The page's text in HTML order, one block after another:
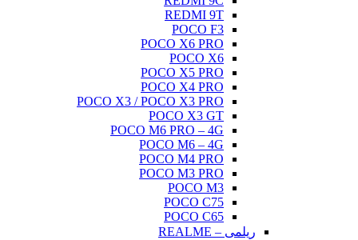
REDMI 9T
POCO F3
POCO X6 PRO
POCO X6
POCO X5 PRO
POCO X4 PRO
POCO X3 / POCO X3 PRO
POCO X3 GT
POCO M6 PRO – 4G
POCO M6 – 4G
POCO M4 PRO
POCO M3 PRO
POCO M3
POCO C75
POCO C65
ریلمی – REALME